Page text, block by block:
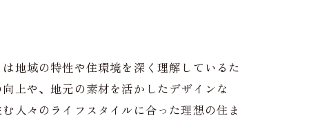
地域の特性や住環境を深く理解しているた
上や、地元の素材を活かしたデザインな
人々のライフスタイルに合った理想の住ま